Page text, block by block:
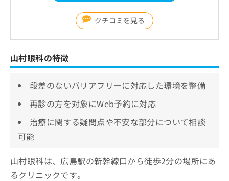
クチコミを見る
山村眼科の特徴
段差のないバリアフリーに対応した環境を整備
再診の方を対象にWeb予約に対応
治療に関する疑問点や不安な部分について相談
可能
山村眼科は、広島駅の新幹線口から徒歩2分の場所にあ
るクリニックです。